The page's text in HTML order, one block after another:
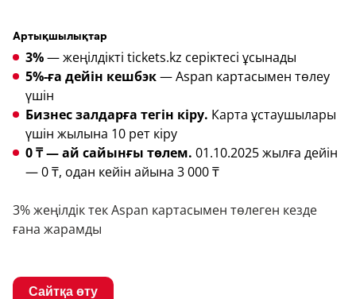
Артықшылықтар
3%— жеңілдікті tickets.kz серіктесі ұсынады
5%-ға дейін кешбэк— Aspan картасымен төлеу
үшін
Бизнес залдарға тегін кіру. Карта ұстаушылары
үшін жылына 10 рет кіру
0 ₸ — ай сайынғы төлем. 01.10.2025 жылға дейін
— 0 ₸, одан кейін айына 3 000 ₸
3% жеңілдік тек Aspan картасымен төлеген кезде
ғана жарамды
Сайтқа өту